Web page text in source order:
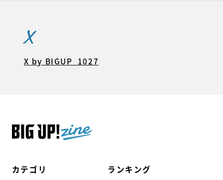
カテゴリ ランキング
X
X by BIGUP_1027